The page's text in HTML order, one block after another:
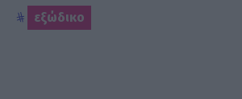
εξώδικο